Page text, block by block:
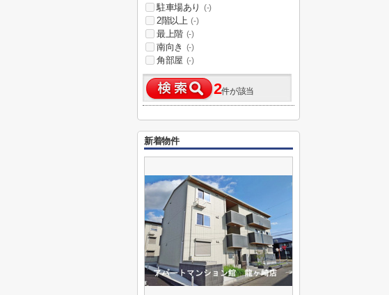
駐車場あり (-)
2階以上 (-)
最上階 (-)
南向き (-)
角部屋 (-)
2件が該当
新着物件